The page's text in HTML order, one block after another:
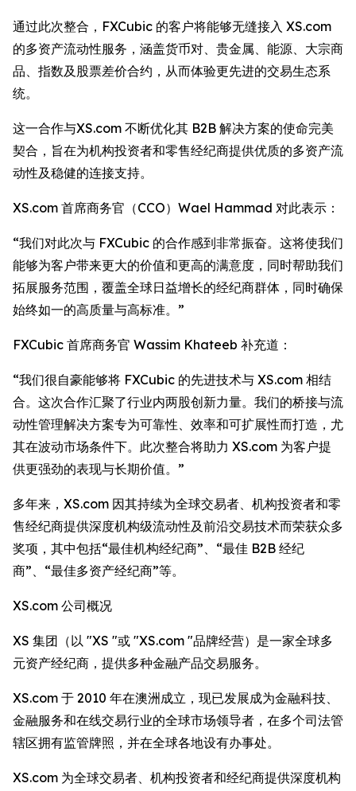
通过此次整合，FXCubic 的客户将能够无缝接入 XS.com
的多资产流动性服务，涵盖货币对、贵金属、能源、大宗商
品、指数及股票差价合约，从而体验更先进的交易生态系
统。
这一合作与XS.com 不断优化其 B2B 解决方案的使命完美
契合，旨在为机构投资者和零售经纪商提供优质的多资产流
动性及稳健的连接支持。
XS.com 首席商务官（CCO）Wael Hammad 对此表示：
“我们对此次与 FXCubic 的合作感到非常振奋。这将使我们
能够为客户带来更大的价值和更高的满意度，同时帮助我们
拓展服务范围，覆盖全球日益增长的经纪商群体，同时确保
始终如一的高质量与高标准。”
FXCubic 首席商务官 Wassim Khateeb 补充道：
“我们很自豪能够将 FXCubic 的先进技术与 XS.com 相结
合。这次合作汇聚了行业内两股创新力量。我们的桥接与流
动性管理解决方案专为可靠性、效率和可扩展性而打造，尤
其在波动市场条件下。此次整合将助力 XS.com 为客户提
供更强劲的表现与长期价值。”
多年来，XS.com 因其持续为全球交易者、机构投资者和零
售经纪商提供深度机构级流动性及前沿交易技术而荣获众多
奖项，其中包括“最佳机构经纪商”、“最佳 B2B 经纪
商”、“最佳多资产经纪商”等。
XS.com 公司概况
XS 集团（以 "XS "或 "XS.com "品牌经营）是一家全球多
元资产经纪商，提供多种金融产品交易服务。
XS.com 于 2010 年在澳洲成立，现已发展成为金融科技、
金融服务和在线交易行业的全球市场领导者，在多个司法管
辖区拥有监管牌照，并在全球各地设有办事处。
XS.com 为全球交易者、机构投资者和经纪商提供深度机构